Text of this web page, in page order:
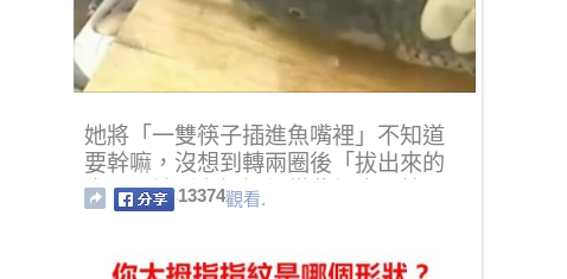
她將「一雙筷子插進魚嘴裡」不知道
要幹嘛，沒想到轉兩圈後「拔出來的
東西」讓所有媽媽們從此都瘋狂效
仿！
13374觀看.